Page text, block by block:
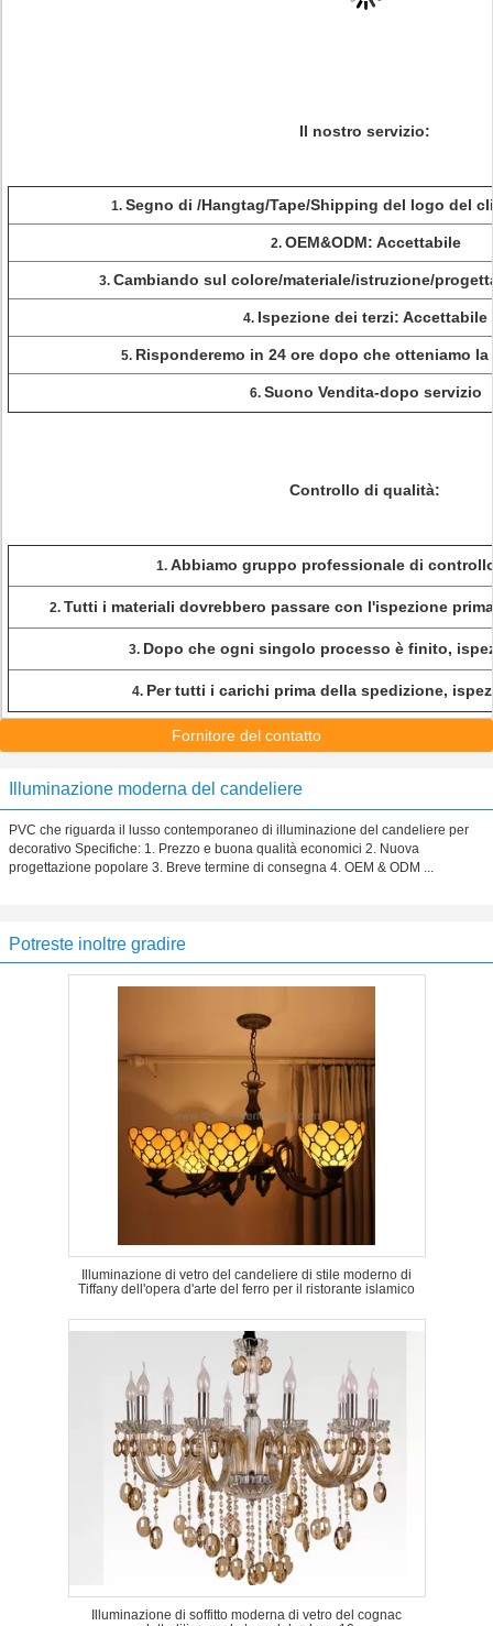
Il nostro servizio:
1. Segno di /Hangtag/Tape/Shipping del logo del
2. OEM&ODM: Accettabile
3. Cambiando sul colore/materiale/istruzione/
4. Ispezione dei terzi: Accettabile
5. Risponderemo in 24 ore dopo che otteniamo
6. Suono Vendita-dopo servizio
Controllo di qualità:
1. Abbiamo gruppo professionale di
2. Tutti i materiali dovrebbero passare con l'ispezione
3. Dopo che ogni singolo processo è finito,
4. Per tutti i carichi prima della spedizione,
Fornitore del contatto
Illuminazione moderna del candeliere
PVC che riguarda il lusso contemporaneo di illuminazione del candeliere per
decorativo Specifiche: 1. Prezzo e buona qualità economici 2. Nuova
progettazione popolare 3. Breve termine di consegna 4. OEM & ODM ...
Potreste inoltre gradire
Illuminazione di vetro del candeliere di stile moderno di
Tiffany dell'opera d'arte del ferro per il ristorante islamico
Illuminazione di soffitto moderna di vetro del cognac